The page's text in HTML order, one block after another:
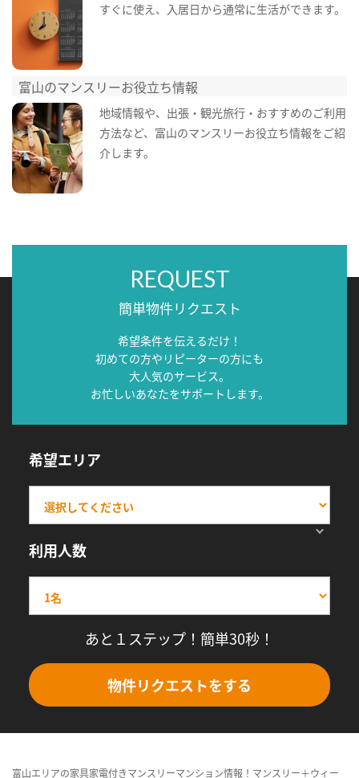
すぐに使え、入居日から通常に生活ができます。
富山のマンスリーお役立ち情報
地域情報や、出張・観光旅行・おすすめのご利用
方法など、富山のマンスリーお役立ち情報をご紹
介します。
REQUEST
簡単物件リクエスト
希望条件を伝えるだけ！
初めての方やリピーターの方にも
大人気のサービス。
お忙しいあなたをサポートします。
希望エリア
利用人数
あと１ステップ！簡単30秒！
物件リクエストをする
富山エリアの家具家電付きマンスリーマンション情報！マンスリー＋ウィー